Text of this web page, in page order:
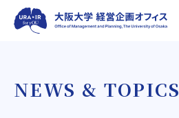
NEWS & TOPICS